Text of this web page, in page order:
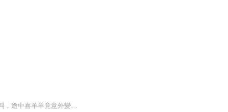
傳說森林住著邪惡的大魔王，為了幫助小精靈脫險，羊村守護者們再度出擊勇闖四季城。不料，途中喜羊羊竟意外變成無法自控的“破影大王”，時而清醒，時而搗亂，讓整個旅途笑料百出。羊狼們一路闖關修煉進階“勇者”能力，同時尋找“淨化”喜羊羊的方法。而...